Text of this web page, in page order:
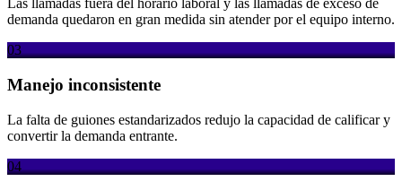
Las llamadas fuera del horario laboral y las llamadas de exceso de
demanda quedaron en gran medida sin atender por el equipo interno.
03
Manejo inconsistente
La falta de guiones estandarizados redujo la capacidad de calificar y
convertir la demanda entrante.
04